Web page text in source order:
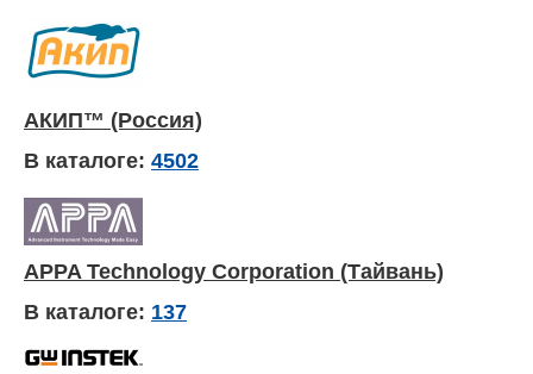
АКИП™ (Россия)
В каталоге: 4502
APPA Technology Corporation (Тайвань)
В каталоге: 137